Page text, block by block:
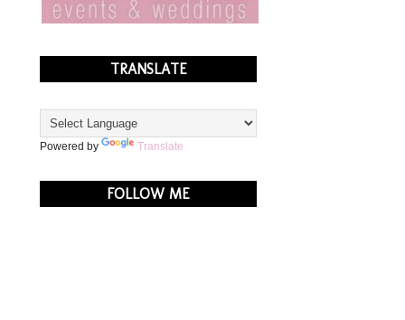
TRANSLATE
Powered by Translate
FOLLOW ME